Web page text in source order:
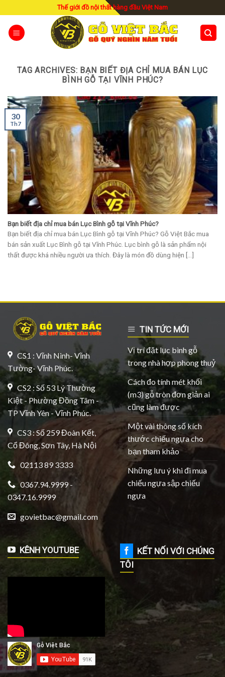
to
content
Thế giới đồ nội thất hàng đầu Việt Nam
TAG ARCHIVES: BẠN BIẾT ĐỊA CHỈ MUA BÁN LỤC
BÌNH GỖ TẠI VĨNH PHÚC?
Bạn biết địa chỉ mua bán Lục Bình gỗ tại Vĩnh Phúc?
Bạn biết địa chỉ mua bán Lục Bình gỗ tại Vĩnh Phúc? Gỗ Việt Bắc mua
bán sản xuất Lục Bình gỗ tại Vĩnh Phúc. Lục bình gỗ là sản phẩm nội
thất được khá nhiều người ưa thích. Đây là món đồ dùng hiện [...]
30
Th7
CS1 : Vĩnh Ninh- Vĩnh
Tường- Vĩnh Phúc.
CS2 : Số 53 Lý Thường
Kiệt - Phường Đồng Tâm -
TP Vĩnh Yên - Vĩnh Phúc.
CS3 : Số 259 Đoàn Kết,
Cổ Đông, Sơn Tây, Hà Nội
02113 89 3333
0367.94.9999 -
0347.16.9999
govietbac@gmail.com
TIN TỨC MỚI
Vị trí đặt lục bình gỗ
trong nhà hợp phong thuỷ
Cách đo tính mét khối
(m3) gỗ tròn đơn giản ai
cũng làm được
Một vài thông số kích
thước chiếu ngựa cho
bạn tham khảo
Những lưu ý khi đi mua
chiếu ngựa sập chiếu
ngựa
KÊNH YOUTUBE
KẾT NỐI VỚI CHÚNG
TÔI